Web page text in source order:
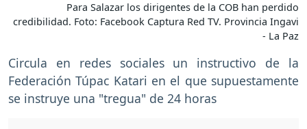
Para Salazar los dirigentes de la COB han perdido
credibilidad. Foto: Facebook Captura Red TV. Provincia Ingavi
- La Paz
Circula en redes sociales un instructivo de la
Federación Túpac Katari en el que supuestamente
se instruye una "tregua" de 24 horas